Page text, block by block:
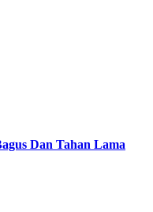
Dan Tahan Lama